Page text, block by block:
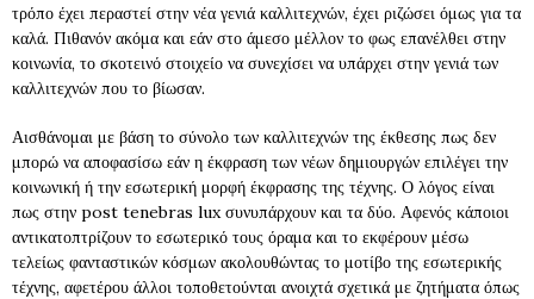
τρόπο έχει περαστεί στην νέα γενιά καλλιτεχνών, έχει ριζώσει όμως για τα
καλά. Πιθανόν ακόμα και εάν στο άμεσο μέλλον το φως επανέλθει στην
κοινωνία, το σκοτεινό στοιχείο να συνεχίσει να υπάρχει στην γενιά των
καλλιτεχνών που το βίωσαν.
Αισθάνομαι με βάση το σύνολο των καλλιτεχνών της έκθεσης πως δεν
μπορώ να αποφασίσω εάν η έκφραση των νέων δημιουργών επιλέγει την
κοινωνική ή την εσωτερική μορφή έκφρασης της τέχνης. Ο λόγος είναι
πως στην post tenebras lux συνυπάρχουν και τα δύο. Αφενός κάποιοι
αντικατοπτρίζουν το εσωτερικό τους όραμα και το εκφέρουν μέσω
τελείως φανταστικών κόσμων ακολουθώντας το μοτίβο της εσωτερικής
τέχνης, αφετέρου άλλοι τοποθετούνται ανοιχτά σχετικά με ζητήματα όπως